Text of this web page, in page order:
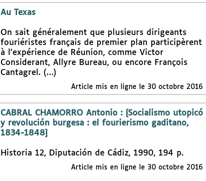
Au Texas
On sait généralement que plusieurs dirigeants
fouriéristes français de premier plan participèrent
à l’expérience de Réunion, comme Victor
Considerant, Allyre Bureau, ou encore François
Cantagrel. (…)
Article mis en ligne le 30 octobre 2016
CABRAL CHAMORRO Antonio : {Socialismo utopicó
y revolución burgesa : el fourierismo gaditano,
1834-1848}
Historia 12, Diputación de Cádiz, 1990, 194 p.
Article mis en ligne le 30 octobre 2016